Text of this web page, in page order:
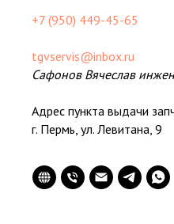
+7 (950) 449-45-65
tgvservis@inbox.ru
Сафонов Вячеслав
Адрес пункта выдачи
г. Пермь, ул. Левитана, 9